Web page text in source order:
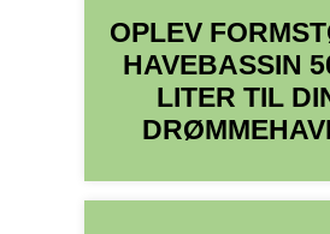
OPLEV
HAVEBASSIN
LITER TIL